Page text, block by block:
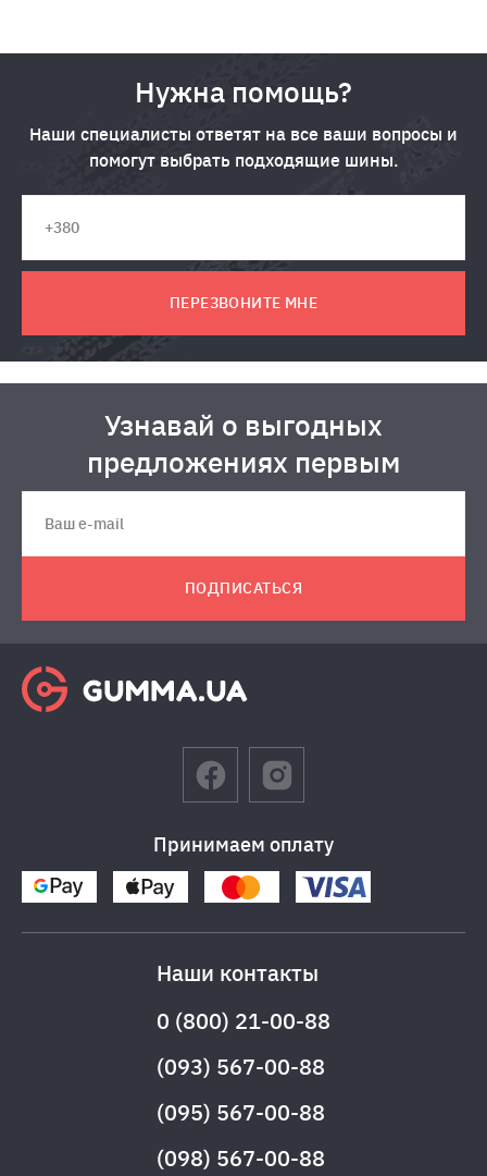
Нужна помощь?
Наши специалисты ответят на все ваши вопросы и
помогут выбрать подходящие шины.
ПЕРЕЗВОНИТЕ МНЕ
Узнавай о выгодных
предложениях первым
ПОДПИСАТЬСЯ
Принимаем оплату
Наши контакты
0 (800) 21-00-88
(093) 567-00-88
(095) 567-00-88
(098) 567-00-88